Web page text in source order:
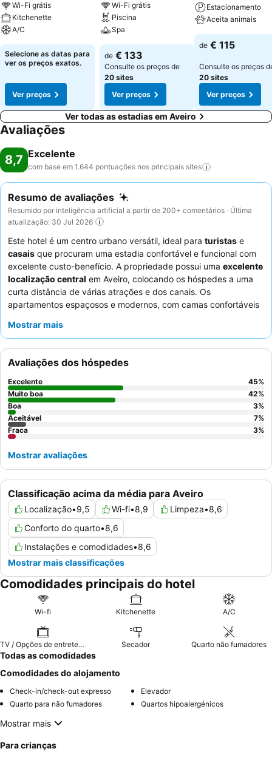
Wi-Fi grátis
Kitchenette
A/C
Selecione as datas para
ver os preços exatos.
Ver preços
Wi-Fi grátis
Piscina
Spa
de € 133
Consulte os preços de
20 sites
Ver preços
Estacionamento
Aceita animais
de € 115
Consulte os preços
20 sites
Ver preços
Ver todas as estadias em Aveiro
Avaliações
8,7 Excelente
com base em 1.644 pontuações nos principais sites
Resumo de avaliações
Resumido por inteligência artificial a partir de 200+ comentários · Última
atualização: 30 Jul 2026
Este hotel é um centro urbano versátil, ideal para turistas e
casais que procuram uma estadia confortável e funcional com
excelente custo-benefício. A propriedade possui uma excelente
localização central em Aveiro, colocando os hóspedes a uma
curta distância de várias atrações e dos canais. Os
apartamentos espaçosos e modernos, com camas confortáveis
elogiam consistentemente a
experiência mais tranquila, considere solicitar um quarto com
vista para o canal.
Mostrar mais
Classificação acima da média para Aveiro
Localização•9,5 Wi-fi•8,9 Limpeza•8,6
Conforto do quarto•8,6
Instalações e comodidades•8,6
Mostrar mais classificações
Avaliações dos hóspedes
Excelente 45%
Muito boa
42%
Boa
3%
Aceitável
7%
Fraca
3%
Mostrar avaliações
Comodidades principais do hotel
Wi-fi Kitchenette A/C
TV / Opções de entretenimento Secador Quarto não fumadores
Todas as comodidades
Comodidades do alojamento
Check-in/check-out expresso
Elevador
Quarto para não fumadores
Quartos hipoalergénicos
Mostrar mais
Para crianças